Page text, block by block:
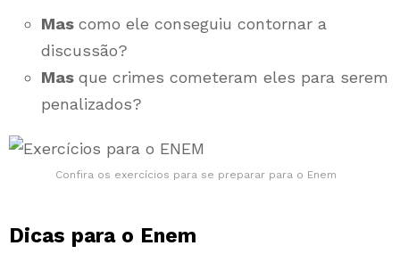
Mas como ele conseguiu contornar a
discussão?
Mas que crimes cometeram eles para serem
penalizados?
Confira os exercícios para se preparar para o Enem
Dicas para o Enem